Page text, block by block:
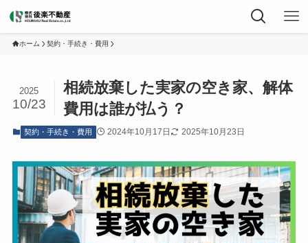
ホーム 契約・手続き・費用
相続放棄した実家の空き家、解体
費用は誰が払う？
2025
10/23
契約・手続き・費用 2024年10月17日 2025年10月23日